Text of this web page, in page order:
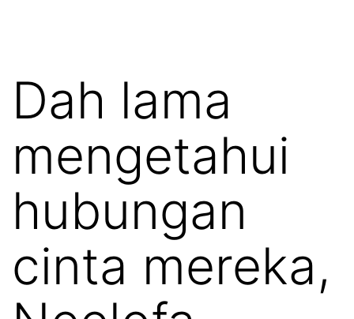
Dah lama
mengetahui
hubungan
cinta mereka,